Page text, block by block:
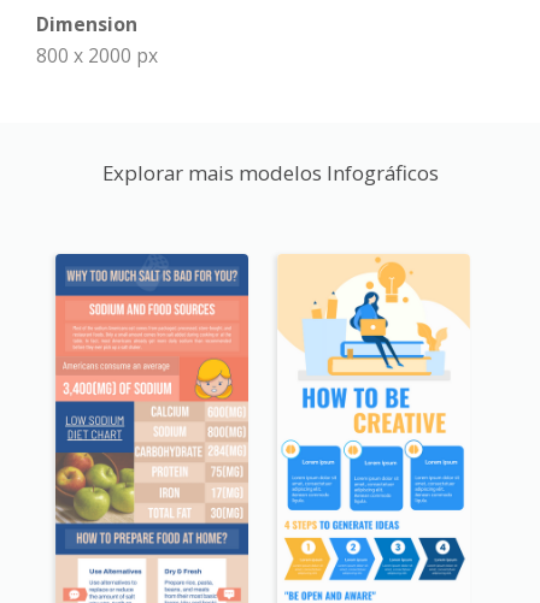
Dimension
800 x 2000 px
Explorar mais modelos Infográficos